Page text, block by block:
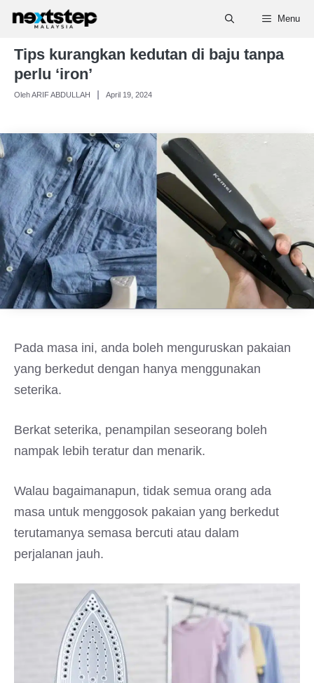
Skip
content
Menu
Tips kurangkan kedutan di baju tanpa
perlu ‘iron’
Oleh ARIF ABDULLAH April 19, 2024
Pada masa ini, anda boleh menguruskan pakaian
yang berkedut dengan hanya menggunakan
seterika.
Berkat seterika, penampilan seseorang boleh
nampak lebih teratur dan menarik.
Walau bagaimanapun, tidak semua orang ada
masa untuk menggosok pakaian yang berkedut
terutamanya semasa bercuti atau dalam
perjalanan jauh.